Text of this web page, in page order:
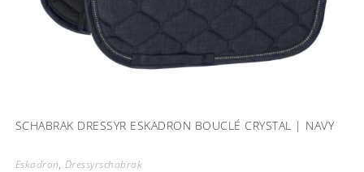
SCHABRAK DRESSYR ESKADRON BOUCLÉ CRYSTAL | NAVY
Eskadron, Dressyrschabrak